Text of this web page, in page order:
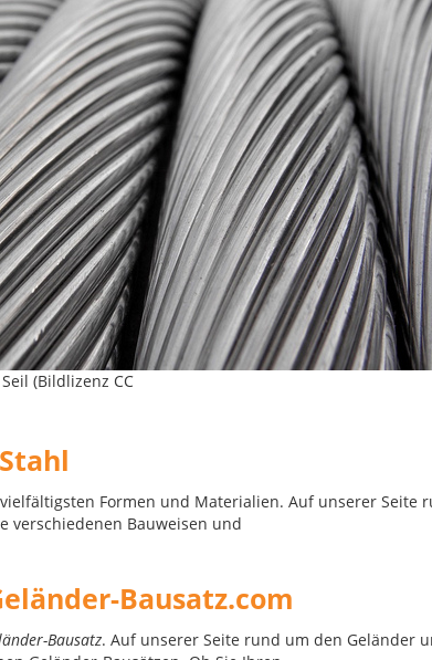
(Bildlizenz CC
Formen und Materialien. Auf unserer Seite
verschiedenen Bauweisen und
Bausatz.com
Bausatz. Auf unserer Seite rund um den Geländer